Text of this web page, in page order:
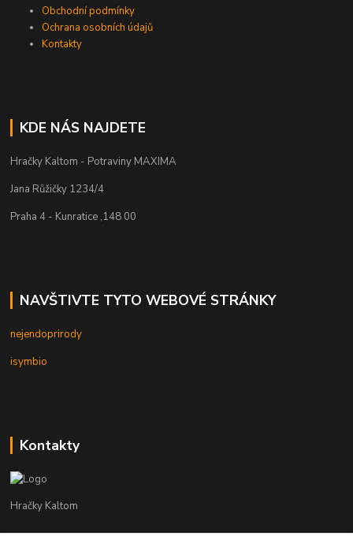
Obchodní podmínky
Ochrana osobních údajů
Kontakty
KDE NÁS NAJDETE
Hračky Kaltom - Potraviny MAXIMA
Jana Růžičky 1234/4
Praha 4 - Kunratice ,148 00
NAVŠTIVTE TYTO WEBOVÉ STRÁNKY
nejendoprirody
isymbio
Kontakty
Hračky Kaltom